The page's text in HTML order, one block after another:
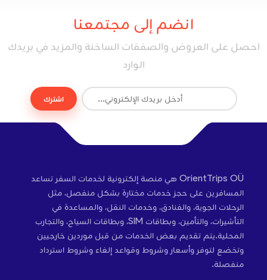
انضم إلى مجتمعنا
احصل على العروض والصفقات الساخنة والمزيد في بريدك
الوارد
اشترك
OrientTrips OÜ هي منصة إلكترونية لخدمات السفر تساعد
المسافرين على حجز خدمات مختارة بشكل منفصل، مثل
الرحلات الجوية، والفنادق، وخدمات النقل، والمساعدة في
التأشيرات، والتأمين، وبطاقات SIM، وبطاقات السياح، والتجارب
المحلية.يتم تقديم بعض الخدمات من قبل موردين خارجيين
وتخضع لتوفر وأسعار وشروط وقواعد إلغاء وشروط استرداد
منفصلة.